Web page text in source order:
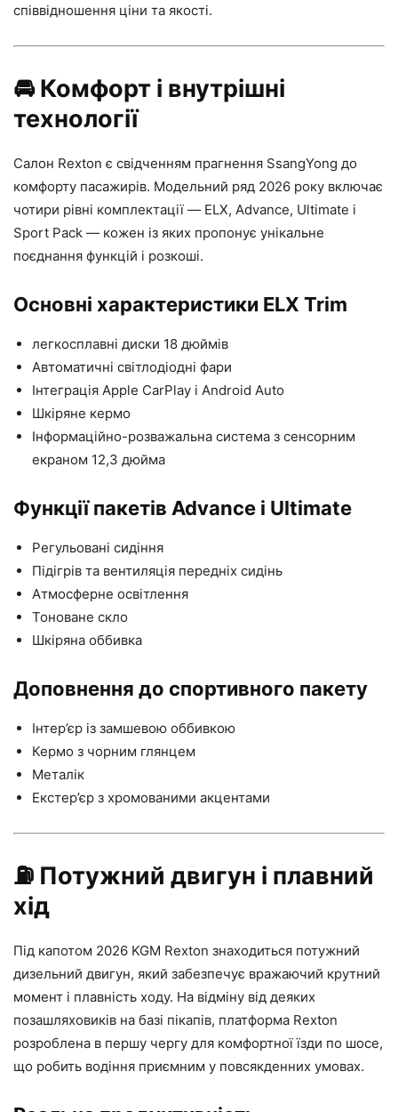
співвідношення ціни та якості.
🚘Комфорт і внутрішні
технології
Салон Rexton є свідченням прагнення SsangYong до
комфорту пасажирів. Модельний ряд 2026 року включає
чотири рівні комплектації — ELX, Advance, Ultimate і
Sport Pack — кожен із яких пропонує унікальне
поєднання функцій і розкоші.
Основні характеристики ELX Trim
легкосплавні диски 18 дюймів
Автоматичні світлодіодні фари
Інтеграція Apple CarPlay і Android Auto
Шкіряне кермо
Інформаційно-розважальна система з сенсорним
екраном 12,3 дюйма
Функції пакетів Advance і Ultimate
Регульовані сидіння
Підігрів та вентиляція передніх сидінь
Атмосферне освітлення
Тоноване скло
Шкіряна оббивка
Доповнення до спортивного пакету
Інтер’єр із замшевою оббивкою
Кермо з чорним глянцем
Металік
Екстер’єр з хромованими акцентами
⛽ Потужний двигун і плавний
хід
Під капотом 2026 KGM Rexton знаходиться потужний
дизельний двигун, який забезпечує вражаючий крутний
момент і плавність ходу. На відміну від деяких
позашляховиків на базі пікапів, платформа Rexton
розроблена в першу чергу для комфортної їзди по шосе,
що робить водіння приємним у повсякденних умовах.